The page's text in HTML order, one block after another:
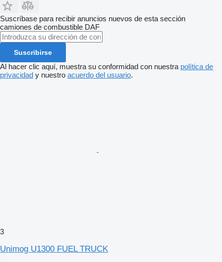
Suscríbase para recibir anuncios nuevos de esta sección
camiones de combustible DAF
Suscribirse
Al hacer clic aquí, muestra su conformidad con nuestra política de
privacidad y nuestro acuerdo del usuario.
3
Unimog U1300 FUEL TRUCK